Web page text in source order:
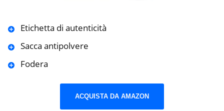
Etichetta di autenticità
Sacca antipolvere
Fodera
ACQUISTA DA AMAZON